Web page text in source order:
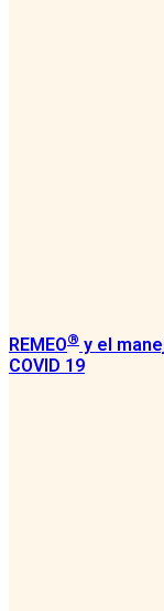
REMEO® y el
COVID 19